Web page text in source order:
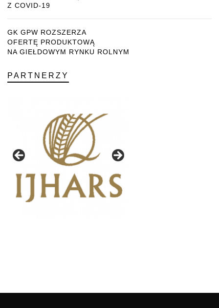
Z COVID-19
GK GPW ROZSZERZA
OFERTĘ PRODUKTOWĄ
NA GIEŁDOWYM RYNKU ROLNYM
PARTNERZY